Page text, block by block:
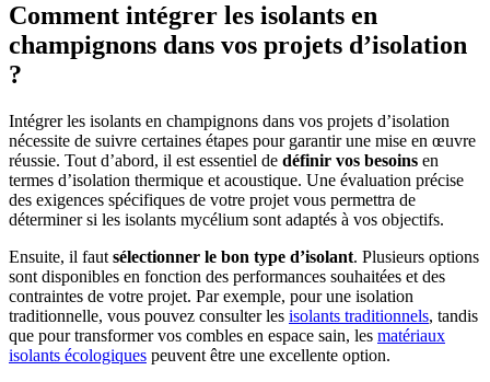
Comment intégrer les isolants en
champignons dans vos projets d’isolation
?
Intégrer les isolants en champignons dans vos projets d’isolation
nécessite de suivre certaines étapes pour garantir une mise en œuvre
réussie. Tout d’abord, il est essentiel de définir vos besoins en
termes d’isolation thermique et acoustique. Une évaluation précise
des exigences spécifiques de votre projet vous permettra de
déterminer si les isolants mycélium sont adaptés à vos objectifs.
Ensuite, il faut sélectionner le bon type d’isolant. Plusieurs options
sont disponibles en fonction des performances souhaitées et des
contraintes de votre projet. Par exemple, pour une isolation
traditionnelle, vous pouvez consulter les isolants traditionnels, tandis
que pour transformer vos combles en espace sain, les matériaux
isolants écologiques peuvent être une excellente option.